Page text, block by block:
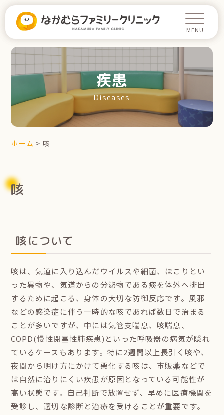
疾患
Diseases
ホーム > 咳
咳
咳について
咳は、気道に入り込んだウイルスや細菌、ほこりとい
った異物や、気道からの分泌物である痰を体外へ排出
するために起こる、身体の大切な防御反応です。風邪
などの感染症に伴う一時的な咳であれば数日で治まる
ことが多いですが、中には気管支喘息、咳喘息、
COPD(慢性閉塞性肺疾患)といった呼吸器の病気が隠れ
ているケースもあります。特に2週間以上長引く咳や、
夜間から明け方にかけて悪化する咳は、市販薬などで
は自然に治りにくい疾患が原因となっている可能性が
高い状態です。自己判断で放置せず、早めに医療機関を
受診し、適切な診断と治療を受けることが重要です。